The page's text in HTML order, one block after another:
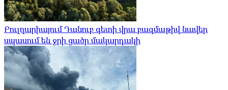
Բուլղարիայում Դանուբ գետի վրա բազմաթիվ նավեր
սպասում են ջրի ցածր մակարդակի